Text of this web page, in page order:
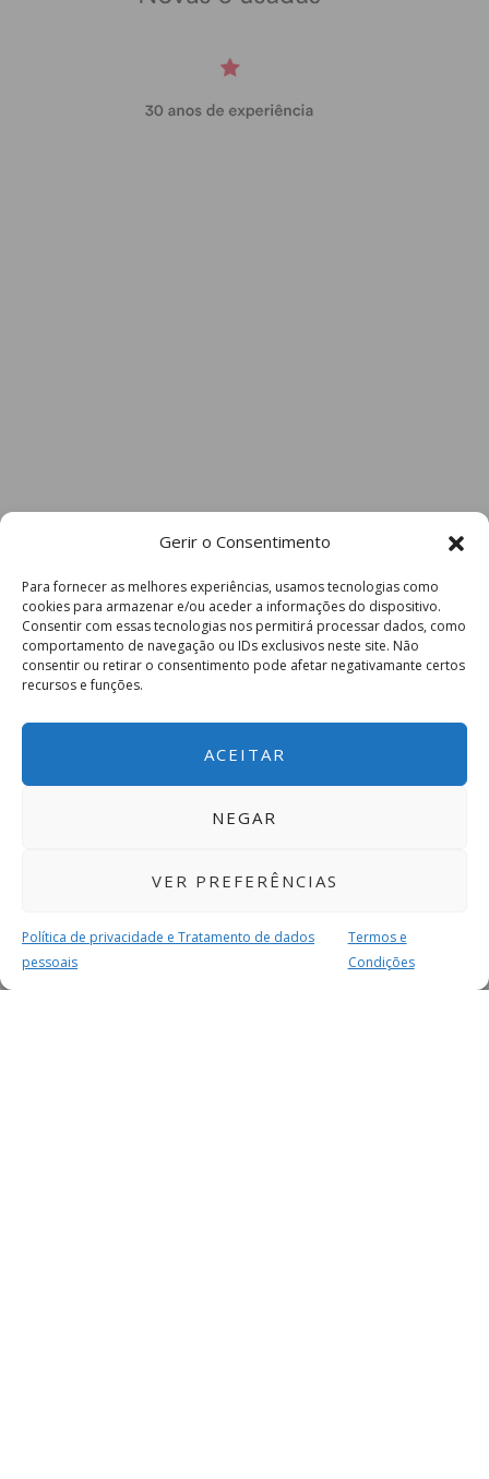
Gerir o Consentimento
Para fornecer as melhores experiências, usamos tecnologias como
cookies para armazenar e/ou aceder a informações do dispositivo.
Consentir com essas tecnologias nos permitirá processar dados, como
comportamento de navegação ou IDs exclusivos neste site. Não
consentir ou retirar o consentimento pode afetar negativamante certos
recursos e funções.
ACEITAR
NEGAR
VER PREFERÊNCIAS
Política de privacidade e Tratamento de dados
pessoais
Termos e
Condições